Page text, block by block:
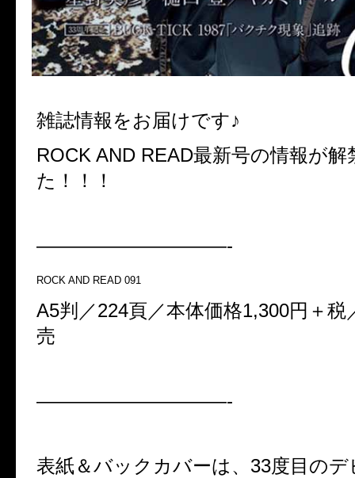
雑誌情報をお届けです♪
ROCK AND READ最新号の情報が
た！！！
——————————-
ROCK AND READ 091
A5判／224頁／本体価格1,300円＋税
売
——————————-
表紙＆バックカバーは、33度目のデ